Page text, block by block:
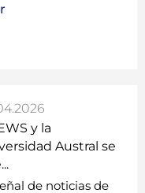
y la
Austral se
de noticias de